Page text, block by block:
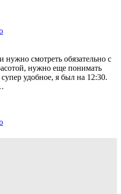
нужно смотреть обязательно с
нужно еще понимать
удобное, я был на 12:30.